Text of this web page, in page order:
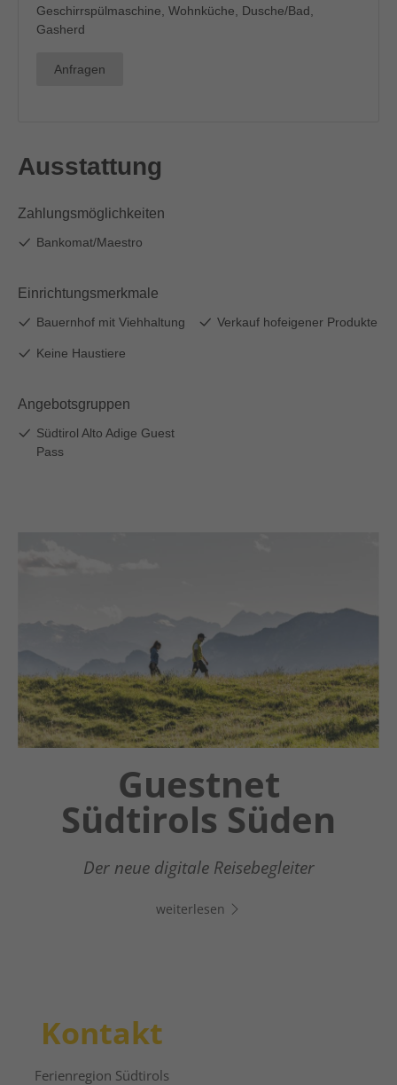
Chatbot OTTO
Dein digitaler Assistent in Südtirols Süden -
Klicke auf den Link, öffne Whats App und
chatte direkt los!
Guestnet
Südtirols Süden
Der neue digitale Reisebegleiter
weiterlesen
Kontakt
Ferienregion Südtirols